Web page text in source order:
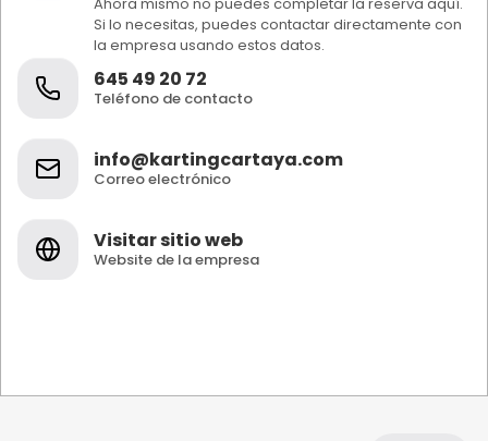
Si lo necesitas, puedes contactar directamente con
la empresa usando estos datos.
645 49 20 72
Teléfono de contacto
info@kartingcartaya.com
Correo electrónico
Visitar sitio web
Website de la empresa